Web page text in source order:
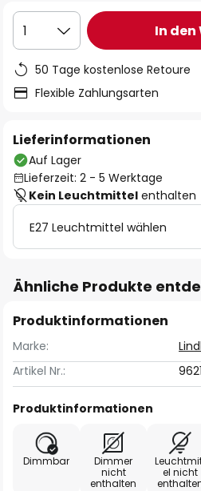
1 In
50 Tage kostenlose Retoure
Flexible Zahlungsarten
Lieferinformationen
Auf Lager
Lieferzeit: 2 - 5 Werktage
Kein Leuchtmittel enthalten
E27 Leuchtmittel wählen
Ähnliche Produkte
Produktinformationen
Marke:
Artikel Nr.:
Produktinformationen
Dimmbar
Dimmer
nicht
enthalten
el nicht